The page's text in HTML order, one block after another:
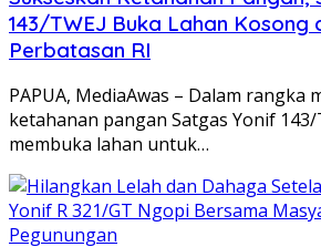
143/TWEJ Buka Lahan Kosong
Perbatasan RI
PAPUA, MediaAwas – Dalam rangka
ketahanan pangan Satgas Yonif 143/
membuka lahan untuk…